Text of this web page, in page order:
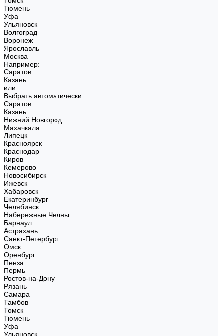
Тюмень
Уфа
Ульяновск
Волгоград
Воронеж
Ярославль
Москва
Например:
Саратов
Казань
или
Выбрать автоматически
Саратов
Казань
Нижний Новгород
Махачкала
Липецк
Красноярск
Краснодар
Киров
Кемерово
Новосибирск
Ижевск
Хабаровск
Екатеринбург
Челябинск
Набережные Челны
Барнаул
Астрахань
Санкт-Петербург
Омск
Оренбург
Пенза
Пермь
Ростов-на-Дону
Рязань
Самара
Тамбов
Томск
Тюмень
Уфа
Ульяновск